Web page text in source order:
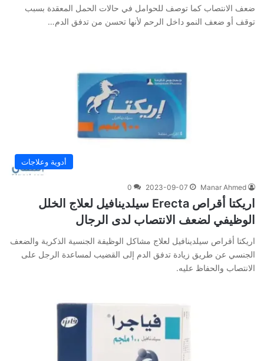
ضعف الانتصاب كما توصف للحوامل في حالات الحمل المعقدة بسبب
توقف أو ضعف النمو داخل الرحم لأنها تحسن من تدفق الدم…
أدوية وعلاجات
Manar Ahmed
2023-09-07
0
اريكتا أقراص Erecta سيلدينافيل لعلاج الخلل
الوظيفي لضعف الانتصاب لدى الرجال
اريكتا أقراص سيلدينافيل لعلاج مشاكل الوظيفة الجنسية الذكرية والضعف
الجنسي عن طريق زيادة تدفق الدم إلى القضيب لمساعدة الرجل على
الانتصاب والحفاظ عليه.